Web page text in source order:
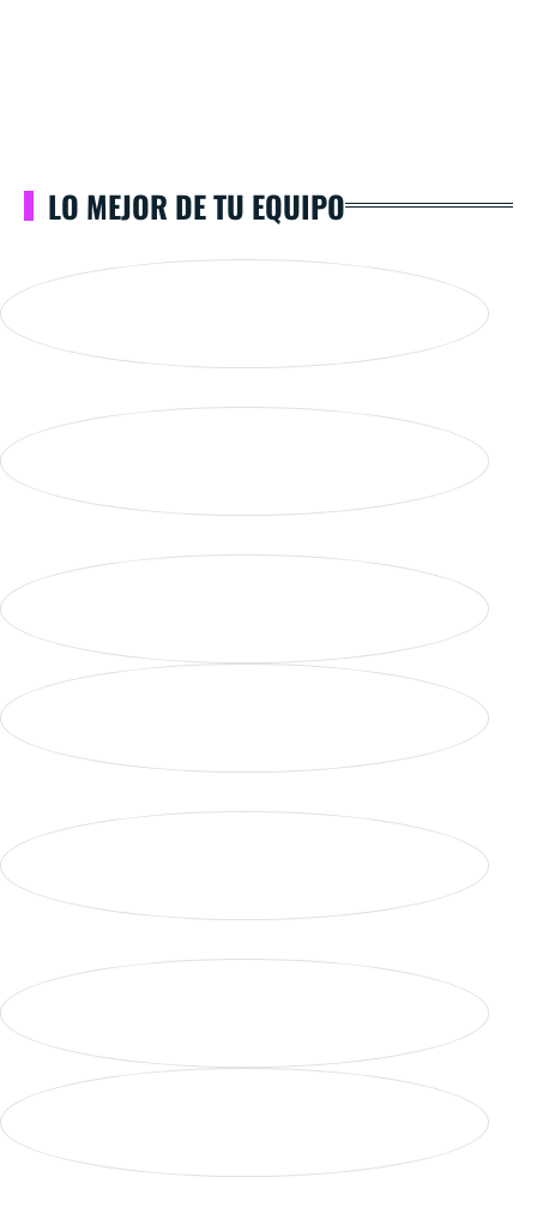
LO MEJOR DE TU EQUIPO